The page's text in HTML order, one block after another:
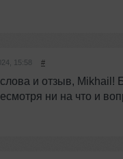
15:58 #
и отзыв, Mikhail!
ни на что и